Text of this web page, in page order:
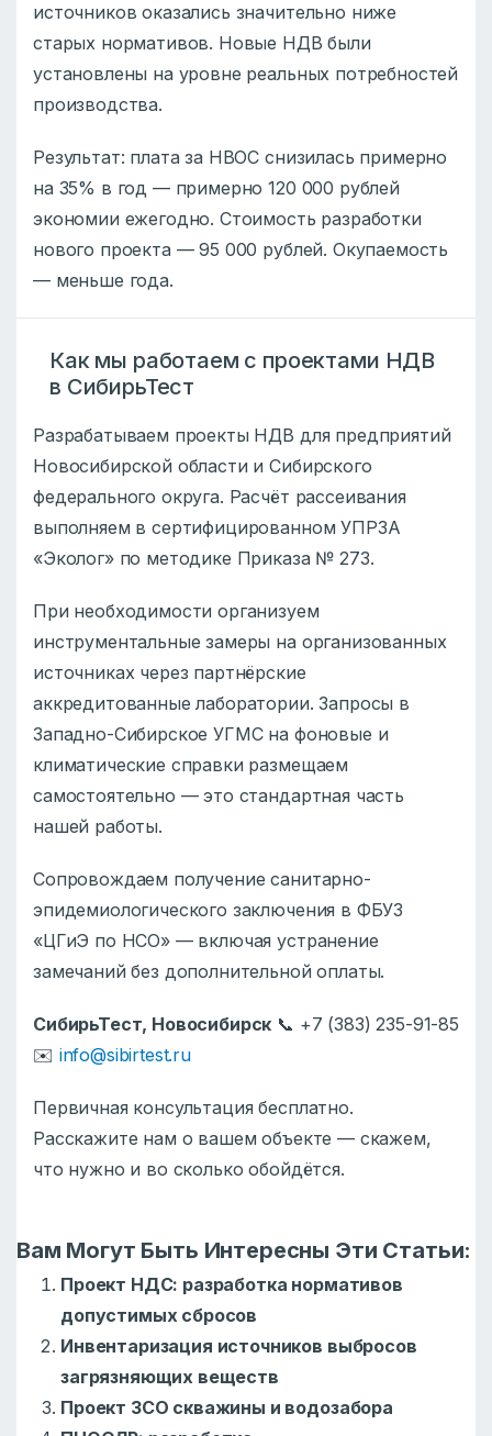
источников оказались значительно ниже
старых нормативов. Новые НДВ были
установлены на уровне реальных потребностей
производства.
Результат: плата за НВОС снизилась примерно
на 35% в год — примерно 120 000 рублей
экономии ежегодно. Стоимость разработки
нового проекта — 95 000 рублей. Окупаемость
— меньше года.
Как мы работаем с проектами НДВ
в СибирьТест
Разрабатываем проекты НДВ для предприятий
Новосибирской области и Сибирского
федерального округа. Расчёт рассеивания
выполняем в сертифицированном УПРЗА
«Эколог» по методике Приказа № 273.
При необходимости организуем
инструментальные замеры на организованных
источниках через партнёрские
аккредитованные лаборатории. Запросы в
Западно-Сибирское УГМС на фоновые и
климатические справки размещаем
самостоятельно — это стандартная часть
нашей работы.
Сопровождаем получение санитарно-
эпидемиологического заключения в ФБУЗ
«ЦГиЭ по НСО» — включая устранение
замечаний без дополнительной оплаты.
СибирьТест, Новосибирск 📞 +7 (383) 235-91-85
✉️ info@sibirtest.ru
Первичная консультация бесплатно.
Расскажите нам о вашем объекте — скажем,
что нужно и во сколько обойдётся.
Вам Могут Быть Интересны Эти Статьи:
Проект НДС: разработка нормативов
допустимых сбросов
Инвентаризация источников выбросов
загрязняющих веществ
Проект ЗСО скважины и водозабора